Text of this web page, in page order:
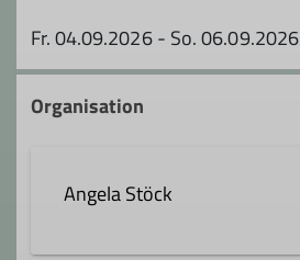
Fr. 04.09.2026 - So. 06.09.2026
Organisation
Angela Stöck